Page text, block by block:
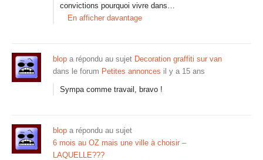
convictions pourquoi vivre dans…
En afficher davantage
blop a répondu au sujet Decoration graffiti sur van
dans le forum Petites annonces il y a 15 ans
Sympa comme travail, bravo !
blop a répondu au sujet
6 mois au OZ mais une ville à choisir –
LAQUELLE???